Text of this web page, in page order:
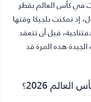
في كأس العالم بقطر
إذ تمكنت بلجيكا وقتها
قبل أن تتعقد
الجيدة هذه المرة قد
2026؟